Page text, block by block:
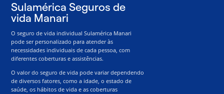
Sulamérica Seguros de
vida Manari
O seguro de vida individual Sulamérica Manari
pode ser personalizado para atender às
necessidades individuais de cada pessoa, com
diferentes coberturas e assistências.
O valor do seguro de vida pode variar dependendo
de diversos fatores, como a idade, o estado de
saúde, os hábitos de vida e as coberturas